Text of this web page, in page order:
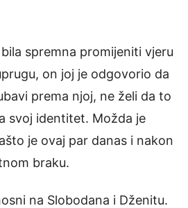
spremna promijeniti vjeru
on joj je odgovorio da
prema njoj, ne želi da to
svoj identitet. Možda je
je ovaj par danas i nakon
braku.
na Slobodana i Dženitu.